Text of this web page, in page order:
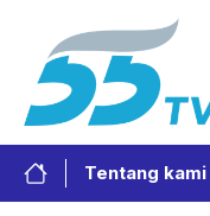
Tentang kami